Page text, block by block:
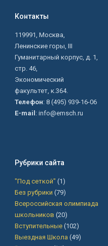
Контакты
119991, Москва,
Ленинские горы, III
Гуманитарный корпус, д. 1,
стр. 46,
Экономический
факультет, к.364.
Телефон: 8 (495) 939-16-06
E-mail : info@emsch.ru
Рубрики сайта
"Под сеткой" (1)
Без рубрики (79)
Всероссийская олимпиада
школьников (20)
Вступительные(102)
Выездная Школа (49)